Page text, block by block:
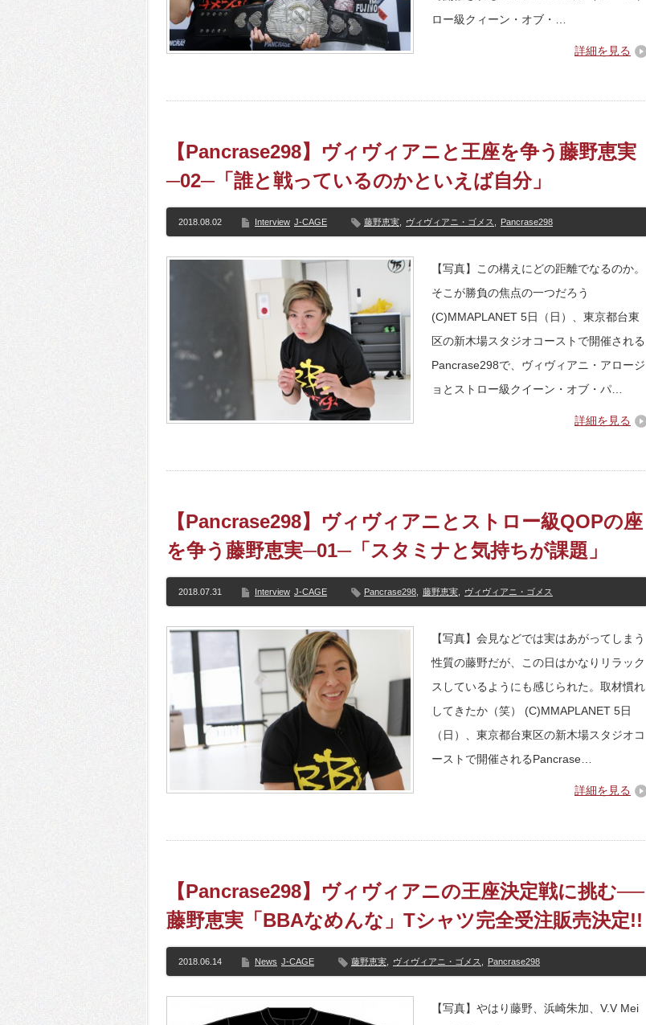
ロー級クィーン・オブ・…
詳細を見る
【Pancrase298】ヴィヴィアニと王座を争う藤野恵実
─02─「誰と戦っているのかといえば自分」
2018.08.02 Interview J-CAGE 藤野恵実 ヴィヴィアニ・ゴメス Pancrase298
【写真】この構えにどの距離でなるのか。
そこが勝負の焦点の一つだろう
(C)MMAPLANET 5日（日）、東京都台東
区の新木場スタジオコーストで開催される
Pancrase298で、ヴィヴィアニ・アロージ
ョとストロー級クイーン・オブ・パ…
詳細を見る
【Pancrase298】ヴィヴィアニとストロー級QOPの座
を争う藤野恵実─01─「スタミナと気持ちが課題」
2018.07.31 Interview J-CAGE Pancrase298 藤野恵実 ヴィヴィアニ・ゴメス
【写真】会見などでは実はあがってしまう
性質の藤野だが、この日はかなりリラック
スしているようにも感じられた。取材慣れ
してきたか（笑） (C)MMAPLANET 5日
（日）、東京都台東区の新木場スタジオコ
ーストで開催されるPancrase…
詳細を見る
【Pancrase298】ヴィヴィアニの王座決定戦に挑む──
藤野恵実「BBAなめんな」Tシャツ完全受注販売決定!!
2018.06.14 News J-CAGE 藤野恵実 ヴィヴィアニ・ゴメス Pancrase298
【写真】やはり藤野、浜崎朱加、V.V Mei